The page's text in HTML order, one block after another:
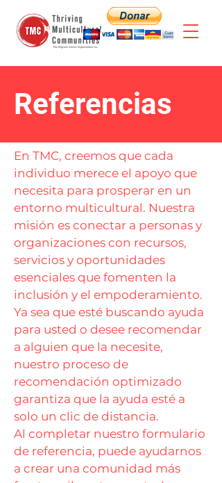
Referencias
En TMC, creemos que cada
individuo merece el apoyo que
necesita para prosperar en un
entorno multicultural. Nuestra
misión es conectar a personas y
organizaciones con recursos,
servicios y oportunidades
esenciales que fomenten la
inclusión y el empoderamiento.
Ya sea que esté buscando ayuda
para usted o desee recomendar
a alguien que la necesite,
nuestro proceso de
recomendación optimizado
garantiza que la ayuda esté a
solo un clic de distancia.
Al completar nuestro formulario
de referencia, puede ayudarnos
a crear una comunidad más